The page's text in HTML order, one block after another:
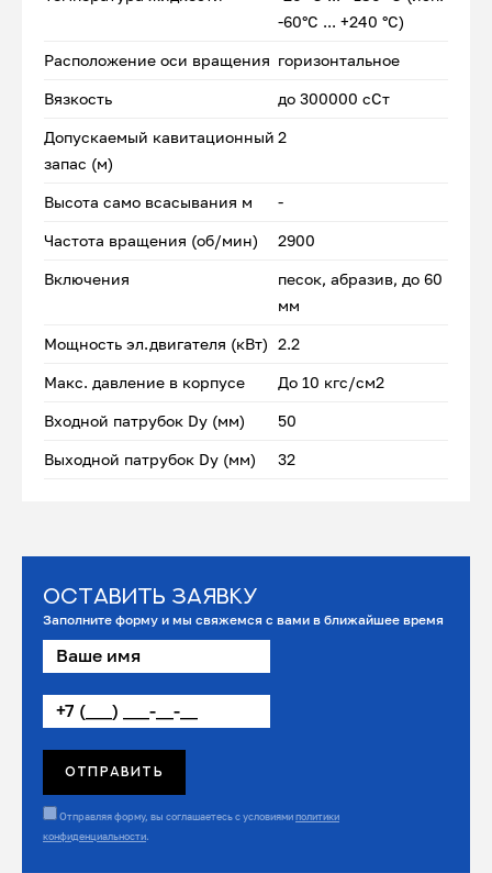
-60°С ... +240 °С)
Расположение оси вращения горизонтальное
Вязкость до 300000 сСт
Допускаемый кавитационный
запас (м)
2
Высота само всасывания м -
Частота вращения (об/мин) 2900
Включения
песок, абразив, до 60
мм
Мощность эл.двигателя (кВт) 2.2
Макс. давление в корпусе До 10 кгс/см2
Входной патрубок Dу (мм) 50
Выходной патрубок Dу (мм) 32
Оставить заявку
Заполните форму и мы свяжемся с вами в ближайшее время
Отправляя форму, вы соглашаетесь с условиямиполитики
конфиденциальности.